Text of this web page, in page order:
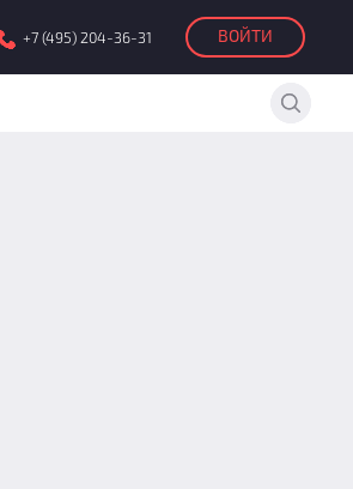
+7 (495) 204-36-31 ВОЙТИ